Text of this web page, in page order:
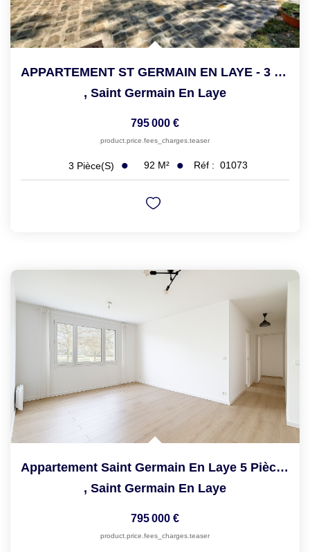
APPARTEMENT ST GERMAIN EN LAYE - 3 Pièce(s) - 92.25 M2
, Saint Germain En Laye
795 000 €
product.price.fees_charges.teaser
3 Pièce(s) 92 M² Réf : 01073
Appartement Saint Germain En Laye 5 Pièce(s) 96.32 M2
, Saint Germain En Laye
795 000 €
product.price.fees_charges.teaser